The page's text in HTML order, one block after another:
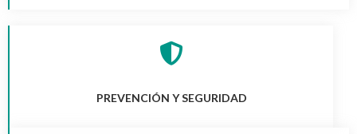
PREVENCIÓN Y SEGURIDAD